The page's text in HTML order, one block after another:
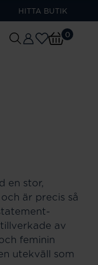
HITTA BUTIK
0
en stor,
är precis så
av
feminin
utekväll som